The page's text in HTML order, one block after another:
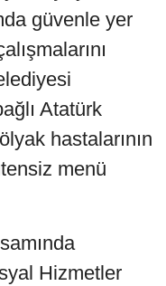
güvenle yer
Atatürk
hastalarının
menü
Hizmetler